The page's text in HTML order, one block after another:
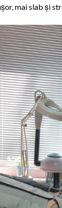
mai slab și